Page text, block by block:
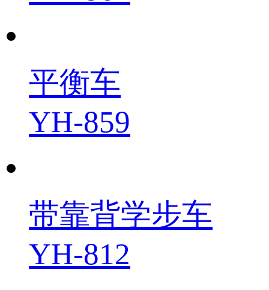
平衡车
YH-859
带靠背学步车
YH-812